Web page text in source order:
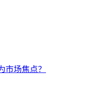
市场焦点？